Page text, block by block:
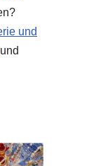
und
und